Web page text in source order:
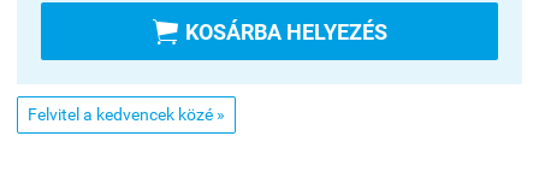
 KOSÁRBA HELYEZÉS
Felvitel a kedvencek közé »